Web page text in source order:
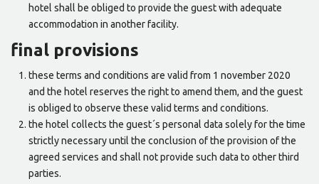
hotel shall be obliged to provide the guest with adequate
accommodation in another facility.
final provisions
these terms and conditions are valid from 1 november 2020
and the hotel reserves the right to amend them, and the guest
is obliged to observe these valid terms and conditions.
the hotel collects the guest´s personal data solely for the time
strictly necessary until the conclusion of the provision of the
agreed services and shall not provide such data to other third
parties.